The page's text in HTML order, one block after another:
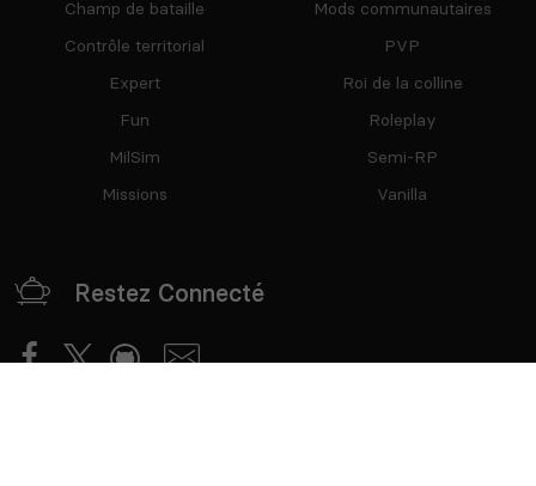
Champ de bataille
Contrôle territorial
Expert
Fun
MilSim
Missions
Mods communautaires
PVP
Roi de la colline
Roleplay
Semi-RP
Vanilla
Restez Connecté